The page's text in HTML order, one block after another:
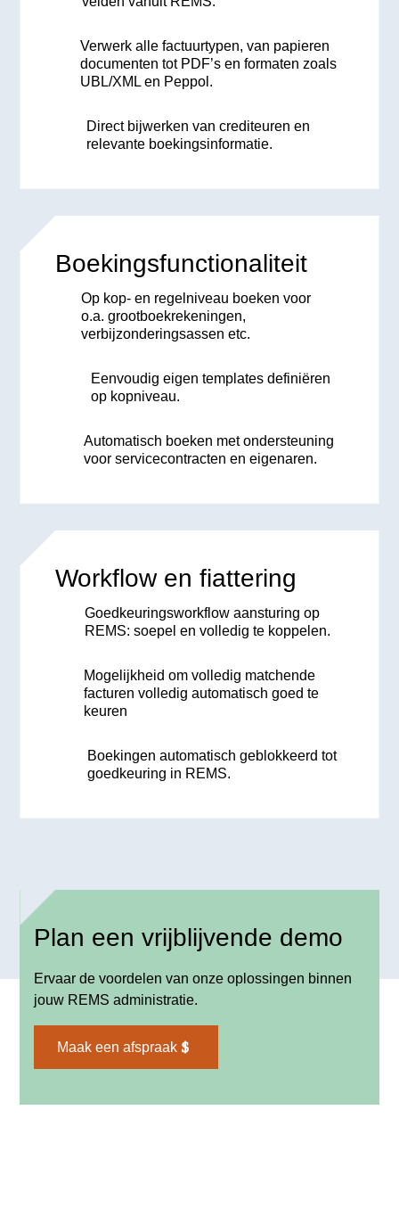
Verwerk alle factuurtypen, van papieren
documenten tot PDF’s en formaten zoals
UBL/XML en Peppol.
Direct bijwerken van crediteuren en
relevante boekingsinformatie.
Boekings­functiona­liteit
Op kop- en regelniveau boeken voor
o.a. grootboekrekeningen,
verbijzonderingsassen etc.
Eenvoudig eigen templates definiëren
op kopniveau.
Automatisch boeken met ondersteuning
voor servicecontracten en eigenaren.
Workflow en fiattering
Goedkeuringsworkflow aansturing op
REMS: soepel en volledig te koppelen.
Mogelijkheid om volledig matchende
facturen volledig automatisch goed te
keuren
Boekingen automatisch geblokkeerd tot
goedkeuring in REMS.
Plan een vrijblijvende demo
Ervaar de voordelen van onze oplossingen binnen
jouw REMS administratie.
Maak een afspraak